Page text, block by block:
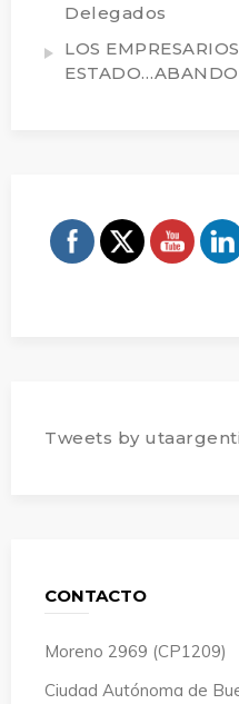
Delegados
LOS
Tweets by
CONTACTO
Moreno 2969 (CP1209)
Ciudad Autónoma de